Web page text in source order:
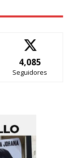
4,085
Seguidores